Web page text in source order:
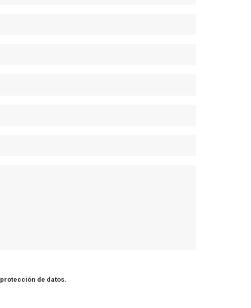
protección de datos.